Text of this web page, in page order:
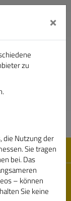
e.V.
×
zu
die Nutzung der
Sie tragen
bei. Das
– können
Sie keine